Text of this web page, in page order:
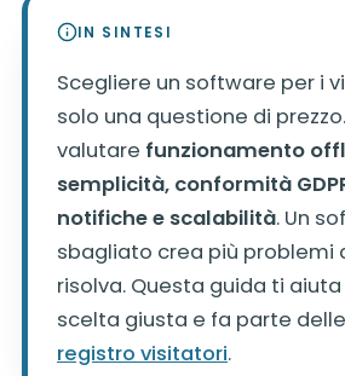
IN SINTESI
Scegliere un software per i
solo una questione di
valutare funzionamento
semplicità, conformità
notifiche e scalabilità. Un
sbagliato crea più problemi
risolva. Questa guida ti
scelta giusta e fa parte delle
registro visitatori.